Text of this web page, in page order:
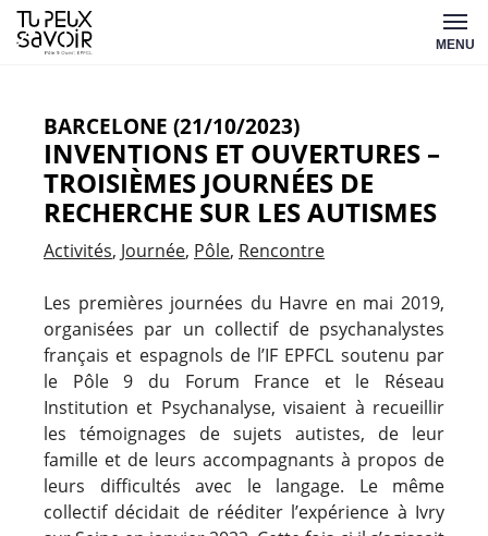
Aller
au
MENU
BARCELONE (21/10/2023)
INVENTIONS ET OUVERTURES –
TROISIÈMES JOURNÉES DE
RECHERCHE SUR LES AUTISMES
Activités Journée Pôle Rencontre
Les premières journées du Havre en mai 2019,
organisées par un collectif de psychanalystes
français et espagnols de l’IF EPFCL soutenu par
le Pôle 9 du Forum France et le Réseau
Institution et Psychanalyse, visaient à recueillir
les témoignages de sujets autistes, de leur
famille et de leurs accompagnants à propos de
leurs difficultés avec le langage. Le même
collectif décidait de rééditer l’expérience à Ivry